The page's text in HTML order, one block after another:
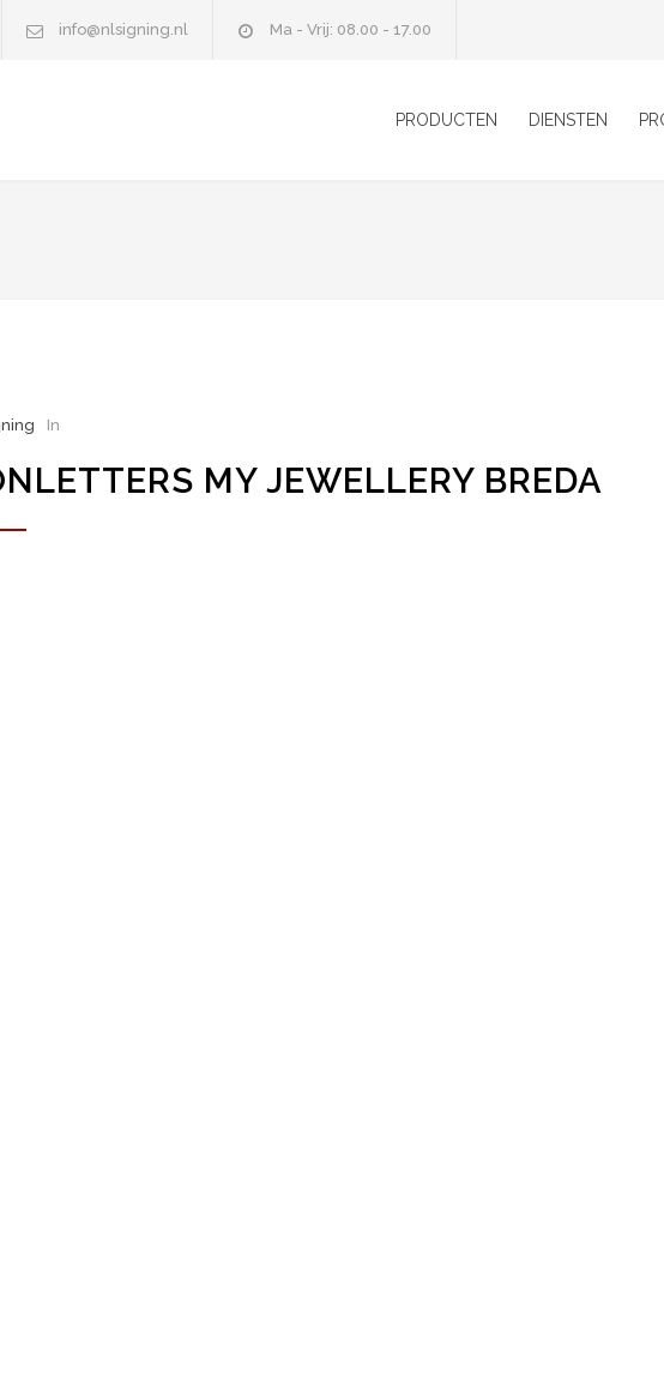
info@nlsigning.nl Ma - Vrij: 08.00 - 17.00
PRODUCTEN DIENSTEN
In
MY JEWELLERY BREDA